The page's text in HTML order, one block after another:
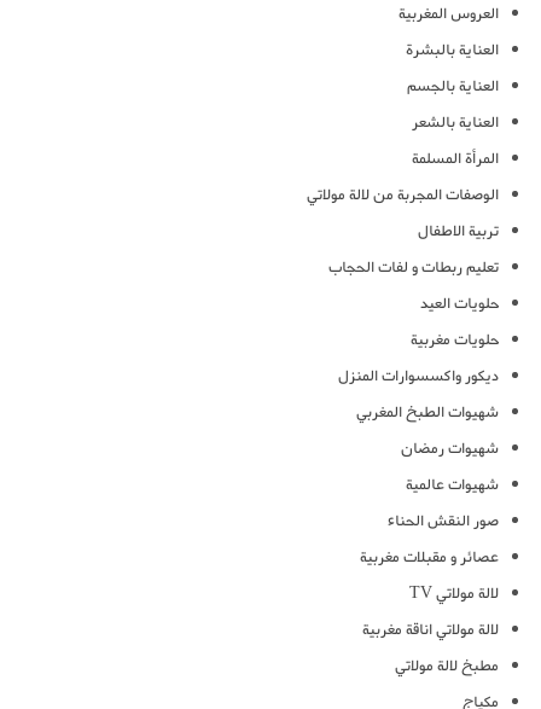
العروس المغربية
العناية بالبشرة
العناية بالجسم
العناية بالشعر
المرأة المسلمة
الوصفات المجربة من لالة مولاتي
تربية الاطفال
تعليم ربطات و لفات الحجاب
حلويات العيد
حلويات مغربية
ديكور واكسسوارات المنزل
شهيوات الطبخ المغربي
شهيوات رمضان
شهيوات عالمية
صور النقش الحناء
عصائر و مقبلات مغربية
لالة مولاتي TV
لالة مولاتي اناقة مغربية
مطبخ لالة مولاتي
مكياج